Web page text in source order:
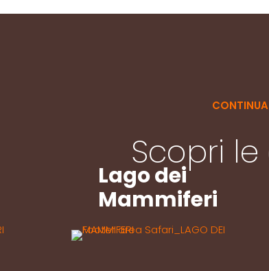
Scopri
Lago dei
Mammiferi